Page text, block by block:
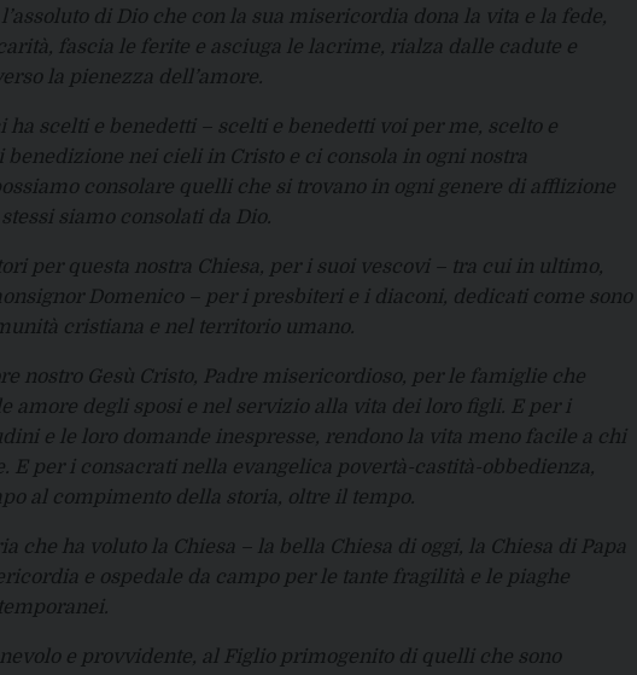
di Dio che con la sua misericordia dona la vita e la fede,
fascia le ferite e asciuga le lacrime, rialza dalle cadute e
la pienezza dell’amore.
ha scelti e benedetti – scelti e benedetti voi per me, scelto e
benedizione nei cieli in Cristo e ci consola in ogni nostra
consolare quelli che si trovano in ogni genere di afflizione
siamo consolati da Dio.
per questa nostra Chiesa, per i suoi vescovi – tra cui in ultimo,
Domenico – per i presbiteri e i diaconi, dedicati come sono
cristiana e nel territorio umano.
nostro Gesù Cristo, Padre misericordioso, per le famiglie che
amore degli sposi e nel servizio alla vita dei loro figli. E per i
e le loro domande inespresse, rendono la vita meno facile a chi
E per i consacrati nella evangelica povertà-castità-obbedienza,
al compimento della storia, oltre il tempo.
che ha voluto la Chiesa – la bella Chiesa di oggi, la Chiesa di Papa
e ospedale da campo per le tante fragilità e le piaghe
e provvidente, al Figlio primogenito di quelli che sono